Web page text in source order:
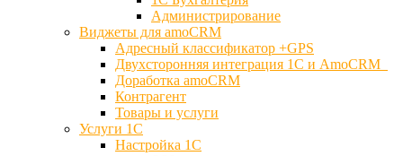
Администрирование
Виджеты для amoCRM
Адресный классификатор +GPS
Двухсторонняя интеграция 1С и AmoCRM
Доработка amoCRM
Контрагент
Товары и услуги
Услуги 1С
Настройка 1С